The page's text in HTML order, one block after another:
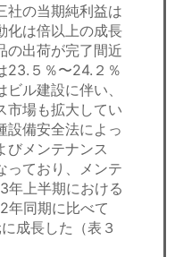
の当期純利益は
化は倍以上の成長
の出荷が完了間近
23.５％〜24.２％
ル建設に伴い、
市場も拡大してい
設備安全法によっ
びメンテナンス
っており、メンテ
年上半期における
年同期に比べて
成長した（表３